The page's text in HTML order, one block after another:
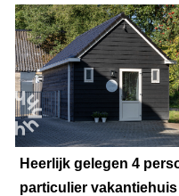
Heerlijk gelegen 4
particulier